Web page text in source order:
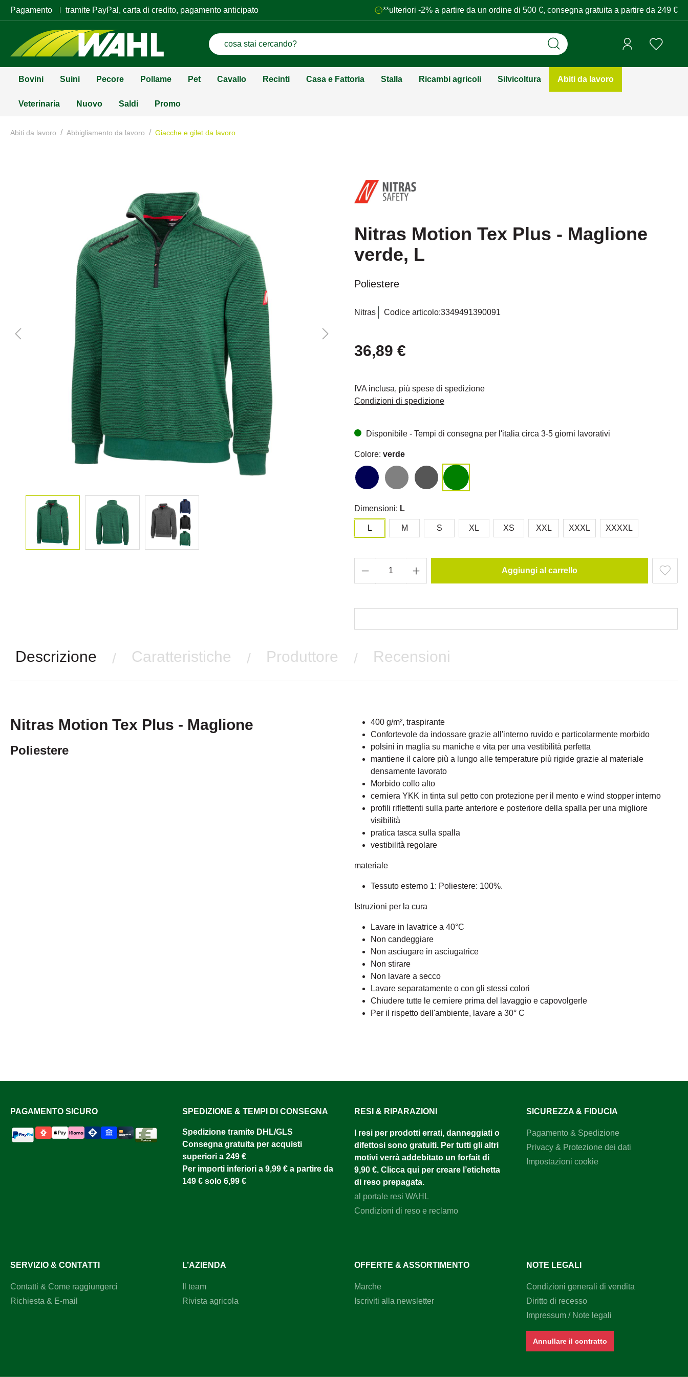
Pagamento tramite PayPal, carta di credito, pagamento anticipato **ulteriori -2% a partire da un ordine di 500 €, consegna gratuita a partire da 249 €
Bovini Suini Pecore Pollame Pet Cavallo Recinti Casa e Fattoria Stalla Ricambi agricoli Silvicoltura Abiti da lavoro
Veterinaria Nuovo Saldi Promo
Abiti da lavoro / Abbigliamento da lavoro / Giacche e gilet da lavoro
Nitras Motion Tex Plus - Maglione
verde, L
Poliestere
Nitras Codice articolo:3349491390091
36,89 €
IVA inclusa, più spese di spedizione
Condizioni di spedizione
Disponibile - Tempi di consegna per l'italia circa 3-5 giorni lavorativi
Colore: verde
Dimensioni: L
L M S XL XS XXL XXXL XXXXL
Aggiungi al carrello
Descrizione / Caratteristiche / Produttore / Recensioni
Nitras Motion Tex Plus - Maglione
Poliestere
400 g/m², traspirante
Confortevole da indossare grazie all'interno ruvido e particolarmente morbido
polsini in maglia su maniche e vita per una vestibilità perfetta
mantiene il calore più a lungo alle temperature più rigide grazie al materiale
densamente lavorato
Morbido collo alto
cerniera YKK in tinta sul petto con protezione per il mento e wind stopper interno
profili riflettenti sulla parte anteriore e posteriore della spalla per una migliore
visibilità
pratica tasca sulla spalla
vestibilità regolare
materiale
Tessuto esterno 1: Poliestere: 100%.
Istruzioni per la cura
Lavare in lavatrice a 40°C
Non candeggiare
Non asciugare in asciugatrice
Non stirare
Non lavare a secco
Lavare separatamente o con gli stessi colori
Chiudere tutte le cerniere prima del lavaggio e capovolgerle
Per il rispetto dell'ambiente, lavare a 30° C
PAGAMENTO SICURO SPEDIZIONE & TEMPI DI CONSEGNA
Spedizione tramite DHL/GLS ​
Consegna gratuita per acquisti
superiori a 249 €
Per importi inferiori a 9,99 € a partire da
149 € solo 6,99 €
RESI & RIPARAZIONI
I resi per prodotti errati, danneggiati o
difettosi sono gratuiti. Per tutti gli altri
motivi verrà addebitato un forfait di
9,90 €. Clicca qui per creare l’etichetta
di reso prepagata.
al portale resi WAHL
Condizioni di reso e reclamo
SICUREZZA & FIDUCIA
Pagamento & Spedizione
Privacy & Protezione dei dati
Impostazioni cookie
SERVIZIO & CONTATTI
Contatti & Come raggiungerci
Richiesta & E-mail
L’AZIENDA
Il team
Rivista agricola
OFFERTE & ASSORTIMENTO
Marche
Iscriviti alla newsletter
NOTE LEGALI
Condizioni generali di vendita
Diritto di recesso
Impressum / Note legali
Annullare il contratto